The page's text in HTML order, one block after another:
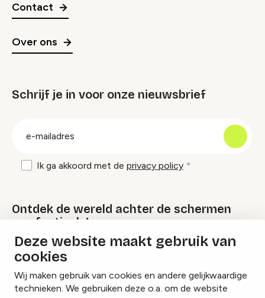
Deze website maakt gebruik van
cookies
Wij maken gebruik van cookies en andere gelijkwaardige
technieken. We gebruiken deze o.a. om de website
Contact
Over ons
Schrijf je in voor onze nieuwsbrief
Ik ga akkoord met de privacy policy
Ontdek de wereld achter de schermen
van festivals!
Lees onze Festival Specials